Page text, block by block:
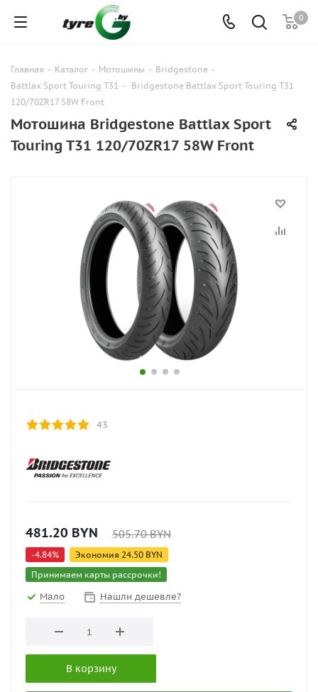
0
Главная - Каталог - Мотошины - Bridgestone -
Battlax Sport Touring T31 -
Bridgestone Battlax Sport Touring T31
120/70ZR17 58W Front
Мотошина Bridgestone Battlax Sport
Touring T31 120/70ZR17 58W Front
43
481.20 BYN 505.70BYN
-4.84% Экономия 24.50 BYN
Принимаем карты рассрочки!
Мало Нашли дешевле?
В корзину